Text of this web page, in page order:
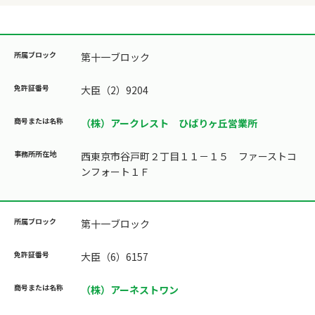
第十一ブロック
大臣（2）9204
（株）アークレスト ひばりヶ丘営業所
西東京市谷戸町２丁目１１－１５ ファーストコ
ンフォート１Ｆ
第十一ブロック
大臣（6）6157
（株）アーネストワン